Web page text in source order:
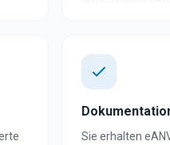
Sie erhalten